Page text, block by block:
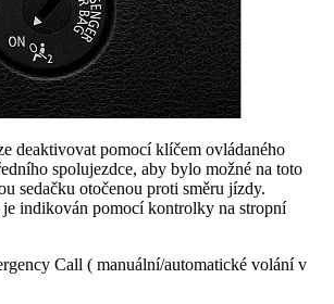
deaktivovat pomocí klíčem ovládaného
spolujezdce, aby bylo možné na toto
sedačku otočenou proti směru jízdy.
indikován pomocí kontrolky na stropní
Call ( manuální/automatické volání v